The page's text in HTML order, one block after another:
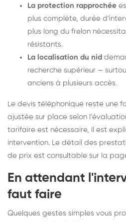
La protection rapprochée
plus complète, durée
plus long du frelon
résistants.
La localisation du nid
recherche supérieur —
anciens à plusieurs accès.
Le devis téléphonique reste une
ajustée sur place selon
tarifaire est nécessaire, il est
intervention. Le détail des
de prix est consultable sur la
En attendant
faut faire
Quelques gestes simples vous